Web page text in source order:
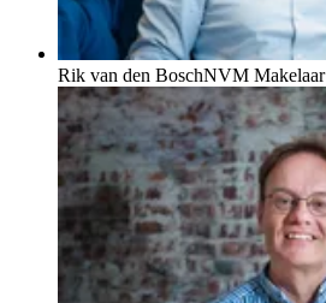
Rik van den BoschNVM Makelaar